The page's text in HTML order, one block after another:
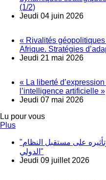
(1/2)
Jeudi 04 juin 2026
« Rivalités
Afrique. Stratégies
Jeudi 21 mai 2026
« La liberté
l’intelligence artificielle »
Jeudi 07 mai 2026
Lu pour vous
Plus
"الصعود الصيني في إفريقيا وتأثيره على مستقبل النظام
الدولي"
Jeudi 09 juillet 2026